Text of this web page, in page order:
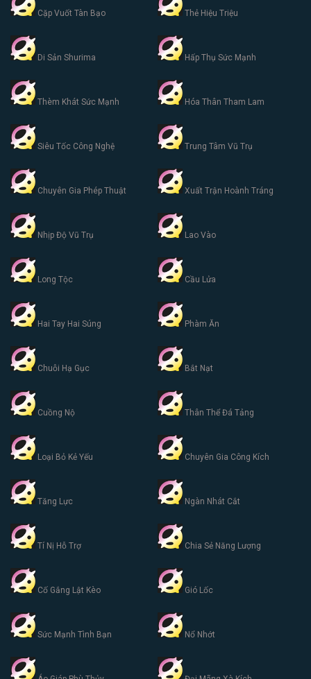
Cặp Vuốt Tàn Bạo Thẻ Hiệu Triệu
Di Sản Shurima Hấp Thụ Sức Mạnh
Thèm Khát Sức Mạnh Hóa Thân Tham Lam
Siêu Tốc Công Nghệ Trung Tâm Vũ Trụ
Chuyên Gia Phép Thuật Xuất Trận Hoành Tráng
Nhịp Độ Vũ Trụ Lao Vào
Long Tộc Cầu Lửa
Hai Tay Hai Súng Phàm Ăn
Chuỗi Hạ Gục Bắt Nạt
Cuồng Nộ Thân Thể Đá Tảng
Loại Bỏ Kẻ Yếu Chuyên Gia Công Kích
Tăng Lực Ngàn Nhát Cắt
Tí Nị Hỗ Trợ Chia Sẻ Năng Lượng
Cố Gắng Lật Kèo Gió Lốc
Sức Mạnh Tình Bạn Nổ Nhớt